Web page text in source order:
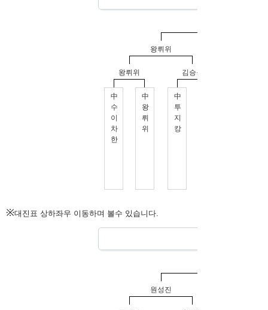
※대진표 상하좌우 이동하며 볼수 있습니다.